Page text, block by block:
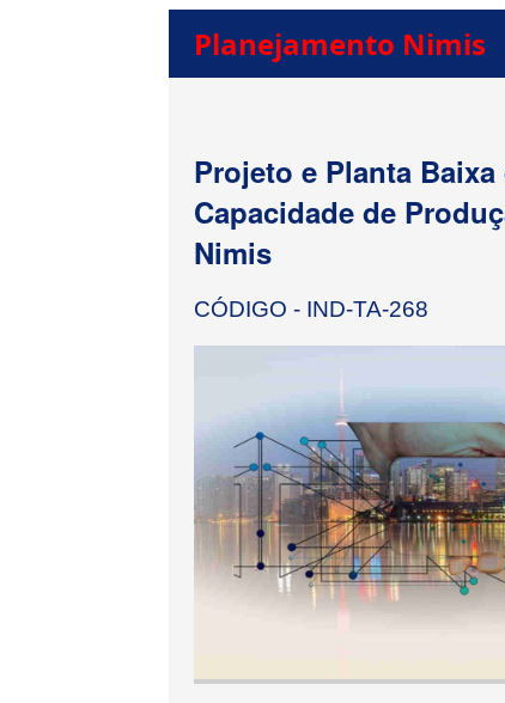
Planejamento Nimis
Projeto e Planta
Capacidade de
Nimis
CÓDIGO - IND-TA-268